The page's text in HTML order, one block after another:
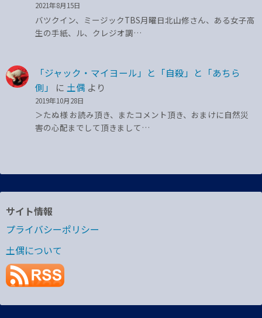
2021年8月15日
バツクイン、ミージックTBS月曜日北山修さん、ある女子高
生の手紙、ル、クレジオ調…
「ジャック・マイヨール」と「自殺」と「あちら
側」
に 土偶 より
2019年10月28日
＞たぬ様 お読み頂き、またコメント頂き、おまけに自然災
害の心配までして頂きまして…
サイト情報
プライバシーポリシー
土偶について